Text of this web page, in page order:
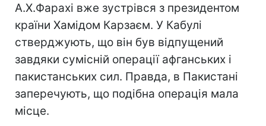
А.Х.Фарахі вже зустрівся з президентом
країни Хамідом Карзаєм. У Кабулі
стверджують, що він був відпущений
завдяки сумісній операції афганських і
пакистанських сил. Правда, в Пакистані
заперечують, що подібна операція мала
місце.